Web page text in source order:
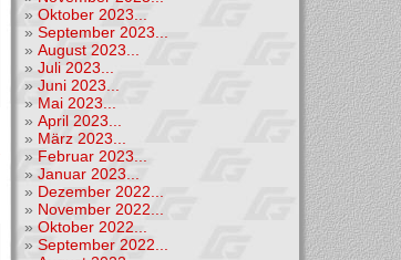
» Oktober 2023...
» September 2023...
» August 2023...
» Juli 2023...
» Juni 2023...
» Mai 2023...
» April 2023...
» März 2023...
» Februar 2023...
» Januar 2023...
» Dezember 2022...
» November 2022...
» Oktober 2022...
» September 2022...